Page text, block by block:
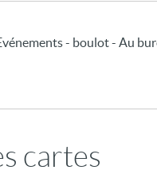
- boulot - Au
cartes